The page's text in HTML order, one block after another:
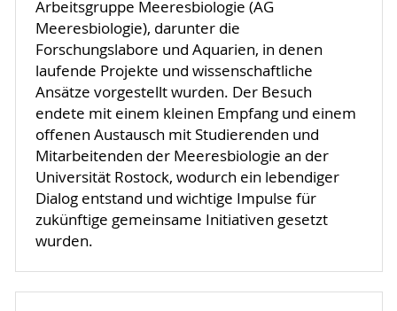
Arbeitsgruppe Meeresbiologie (AG
Meeresbiologie), darunter die
Forschungslabore und Aquarien, in denen
laufende Projekte und wissenschaftliche
Ansätze vorgestellt wurden. Der Besuch
endete mit einem kleinen Empfang und einem
offenen Austausch mit Studierenden und
Mitarbeitenden der Meeresbiologie an der
Universität Rostock, wodurch ein lebendiger
Dialog entstand und wichtige Impulse für
zukünftige gemeinsame Initiativen gesetzt
wurden.